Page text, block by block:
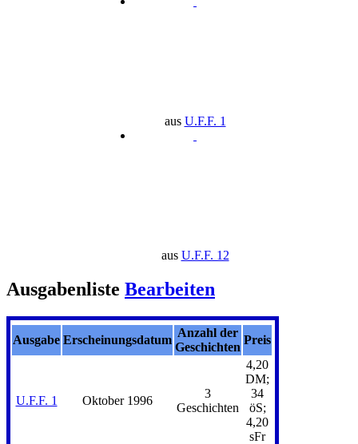
aus U.F.F. 1
aus U.F.F. 12
Ausgabenliste Bearbeiten
Ausgabe Erscheinungsdatum
Anzahl der
Geschichten
Preis
U.F.F. 1 Oktober 1996
3
Geschichten
4,20
DM;
34
öS;
4,20
sFr